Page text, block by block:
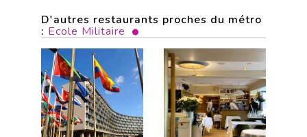
D'autres restaurants proches du métro
: Ecole Militaire